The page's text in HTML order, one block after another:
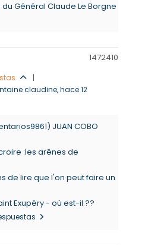
Général Claude Le Borgne
|
claudine, hace 12
1472410
JUAN COBO
:les arênes de
de lire que l'on peut faire un
Exupéry - où est-il ??